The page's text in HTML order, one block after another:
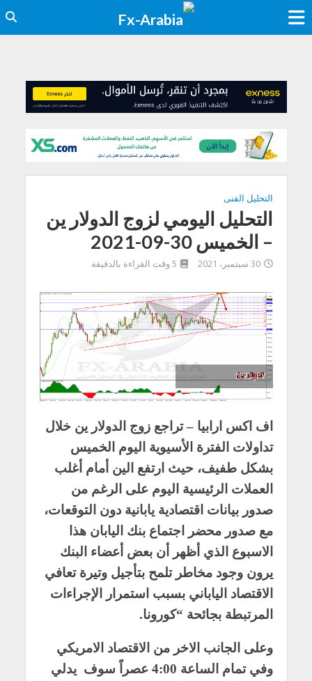
التحليل الفنى
التحليل اليومي لزوج الدولار ين
– الخميس 30-09-2021
30 سبتمبر، 2021 5 وقت القراءة بالدقيقة
USD JPY
اف اكس ارابيا – تراجع زوج الدولار ين خلال
تداولات الفترة الأسيوية اليوم الخميس
بشكل طفيف، حيث ارتفع الين أمام أغلب
العملات الرئيسية اليوم على الرغم من
صدور بيانات اقتصادية يابانية دون التوقعات،
مع صدور محضر اجتماع بنك اليابان هذا
الاسبوع الذي أظهر أن بعض أعضاء البنك
يرون وجود مخاطر تلمح بتأجيل وتيرة تعافي
الاقتصاد الياباني بسبب استمرار الإجراءات
المرتبطة بجائحة “كورونا.
وعلى الجانب الاخر من الاقتصاد الامريكي
وفي تمام الساعة 4:00 عصراً سوف يدلي